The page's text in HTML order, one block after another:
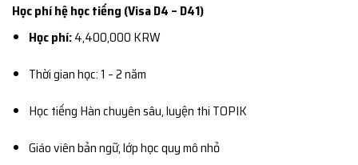
Học phí hệ học tiếng (Visa D4 – D41)
Học phí:4,400,000 KRW
Thời gian học: 1 – 2 năm
Học tiếng Hàn chuyên sâu, luyện thi TOPIK
Giáo viên bản ngữ, lớp học quy mô nhỏ